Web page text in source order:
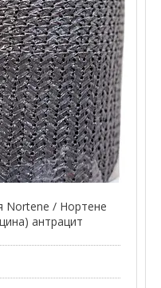
Nortene / Нортене
антрацит